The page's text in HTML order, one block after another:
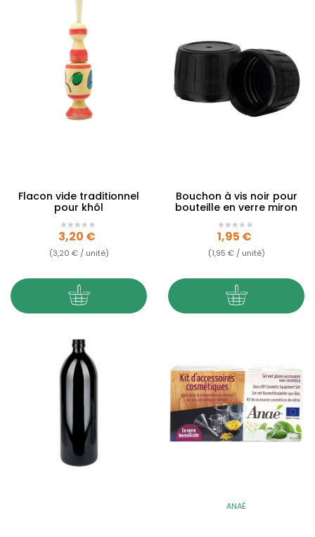
Flacon vide traditionnel
pour khôl
Prix
3,20 €
(3,20 € / unité)
Bouchon à vis noir pour
bouteille en verre miron
Prix
1,95 €
(1,95 € / unité)
ANAÉ